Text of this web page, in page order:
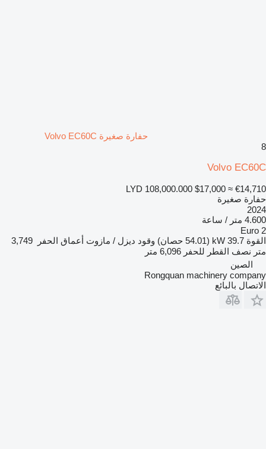
حفارة صغيرة Volvo EC60C
8
Volvo EC60C
LYD 108,000.000 $17,000 ≈ €14,710
حفارة صغيرة
2024
4.600 متر / ساعة
Euro 2
القوة 39.7 kW (54.01 حصان) وقود ديزل / مازوت أعماق الحفر
3,749
متر نصف القطر للحفر 6,096 متر
الصين
Rongquan machinery company
الاتصال بالبائع